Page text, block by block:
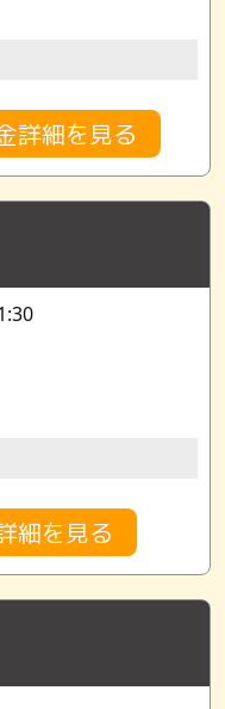
詳細を見る
細を見る